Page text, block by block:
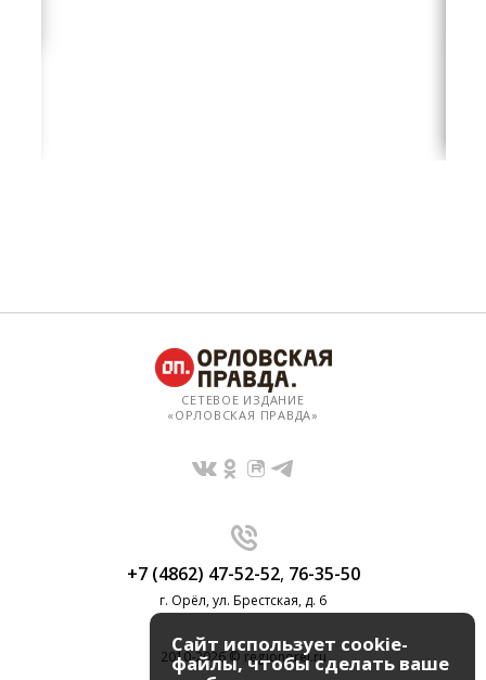
СЕТЕВОЕ ИЗДАНИЕ
«ОРЛОВСКАЯ ПРАВДА»
+7 (4862) 47-52-52, 76-35-50
г. Орёл, ул. Брестская, д. 6
2010-2026 © regionorel.ru
Сайт использует cookie-
файлы, чтобы сделать ваше